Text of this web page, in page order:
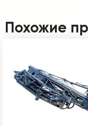
Похожие